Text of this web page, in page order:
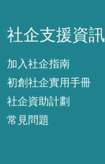
社企支援資訊
加入社企指南
初創社企實用手冊
社企資助計劃
常見問題